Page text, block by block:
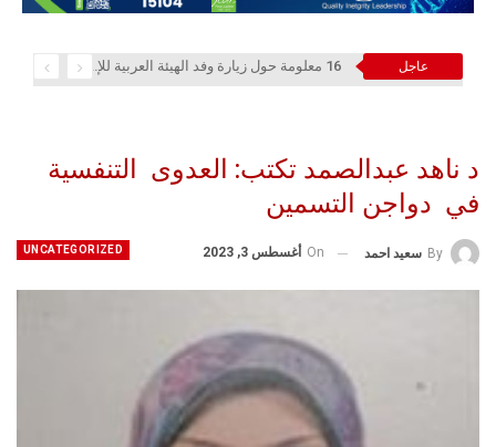
عاجل 16 معلومة حول زيارة وفد الهيئة العربية للإستثمار والإنماء الزراعي إلي السعودية
د ناهد عبدالصمد تكتب: العدوى التنفسية
في دواجن التسمين
UNCATEGORIZED By سعيد احمد On أغسطس 3, 2023